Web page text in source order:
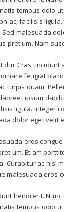
tempus odio
ac, facilisis
Sed malesuada
pretium. Nam
dui. Cras tincidunt
feugiat
turpis quam.
ipsum
ligula. Integer
dolor eget velit
eros
Etiam
Curabitur ac nisl
malesuada eros
hendrerit.
tempus odio